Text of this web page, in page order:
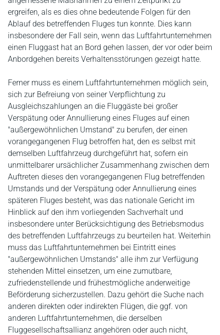
ergreifen, als es dies ohne bedeutende Folgen für den
Ablauf des betreffenden Fluges tun konnte. Dies kann
insbesondere der Fall sein, wenn das Luftfahrtunternehmen
einen Fluggast hat an Bord gehen lassen, der vor oder beim
Anbordgehen bereits Verhaltensstörungen gezeigt hatte.
Ferner muss es einem Luftfahrtunternehmen möglich sein,
sich zur Befreiung von seiner Verpflichtung zu
Ausgleichszahlungen an die Fluggäste bei großer
Verspätung oder Annullierung eines Fluges auf einen
"außergewöhnlichen Umstand" zu berufen, der einen
vorangegangenen Flug betroffen hat, den es selbst mit
demselben Luftfahrzeug durchgeführt hat, sofern ein
unmittelbarer ursächlicher Zusammenhang zwischen dem
Auftreten dieses den vorangegangenen Flug betreffenden
Umstands und der Verspätung oder Annullierung eines
späteren Fluges besteht, was das nationale Gericht im
Hinblick auf den ihm vorliegenden Sachverhalt und
insbesondere unter Berücksichtigung des Betriebsmodus
des betreffenden Luftfahrzeugs zu beurteilen hat. Weiterhin
muss das Luftfahrtunternehmen bei Eintritt eines
"außergewöhnlichen Umstands" alle ihm zur Verfügung
stehenden Mittel einsetzen, um eine zumutbare,
zufriedenstellende und frühestmögliche anderweitige
Beförderung sicherzustellen. Dazu gehört die Suche nach
anderen direkten oder indirekten Flügen, die ggf. von
anderen Luftfahrtunternehmen, die derselben
Fluggesellschaftsallianz angehören oder auch nicht,